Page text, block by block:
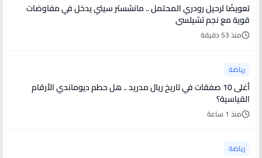
تعويضًا لرحيل رودري المحتمل .. مانشستر سيتي يدخل في مفاوضات
قوية مع نجم تشيلسي
منذ 53 دقيقة
رياضة
أغلى 10 صفقات في تاريخ ريال مدريد .. هل حطم ديوماندي الأرقام
القياسية؟
منذ 1 ساعة
رياضة